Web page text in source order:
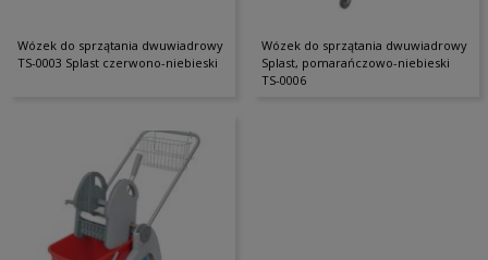
Wózek do sprzątania dwuwiadrowy
TS-0003 Splast czerwono-niebieski
Wózek do sprzątania dwuwiadrowy
Splast, pomarańczowo-niebieski
TS-0006